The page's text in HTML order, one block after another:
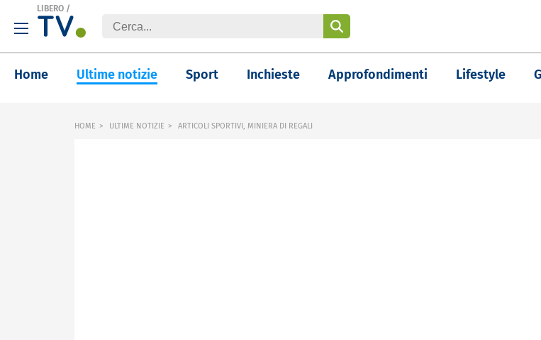
LIBERO /
Home Ultime notizie Sport Inchieste Approfondimenti Lifestyle
HOME ULTIME NOTIZIE ARTICOLI SPORTIVI, MINIERA DI REGALI